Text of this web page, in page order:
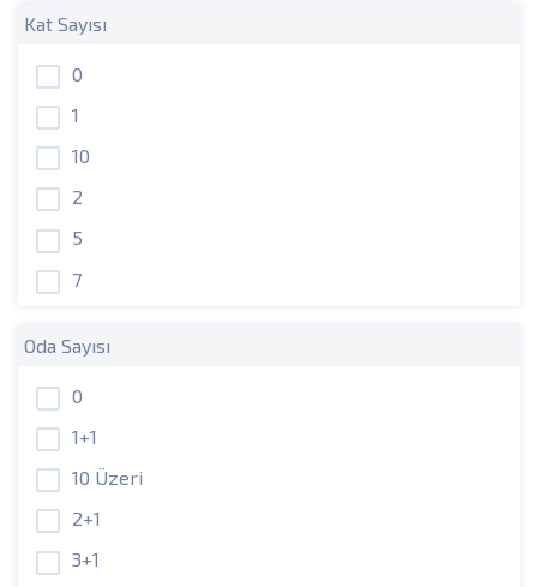
Kat Sayısı
0
1
10
2
5
7
Oda Sayısı
0
1+1
10 Üzeri
2+1
3+1